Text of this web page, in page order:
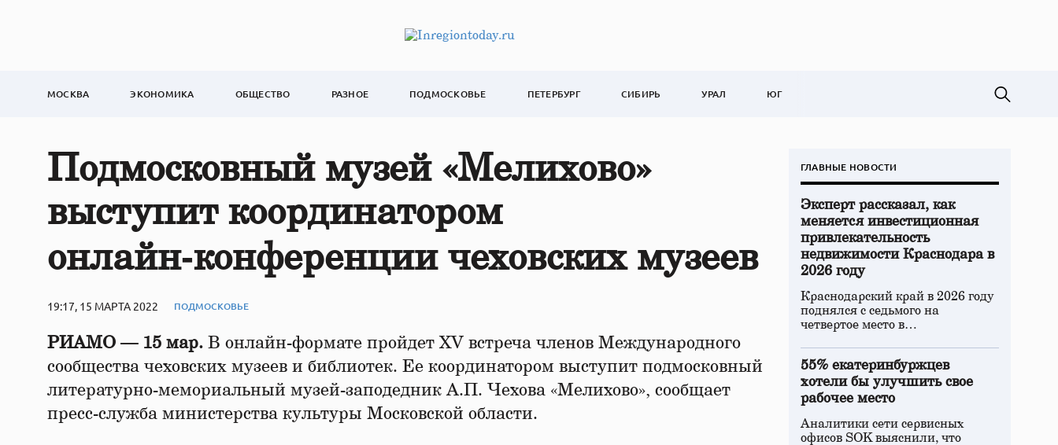
МОСКВА ЭКОНОМИКА ОБЩЕСТВО РАЗНОЕ ПОДМОСКОВЬЕ ПЕТЕРБУРГ СИБИРЬ УРАЛ ЮГ
Подмосковный музей «Мелихово»
выступит координатором
онлайн‑конференции чеховских музеев
19:17, 15 МАРТА 2022 ПОДМОСКОВЬЕ
РИАМО — 15 мар. В онлайн-формате пройдет XV встреча членов Международного
сообщества чеховских музеев и библиотек. Ее координатором выступит подмосковный
литературно-мемориальный музей-заподедник А.П. Чехова «Мелихово», сообщает
пресс-служба министерства культуры Московской области.
ГЛАВНЫЕ НОВОСТИ
Эксперт рассказал, как
меняется инвестиционная
привлекательность
недвижимости Краснодара в
2026 году
Краснодарский край в 2026 году
поднялся с седьмого на
четвертое место в…
55% екатеринбуржцев
хотели бы улучшить свое
рабочее место
Аналитики сети сервисных
офисов SOK выяснили, что